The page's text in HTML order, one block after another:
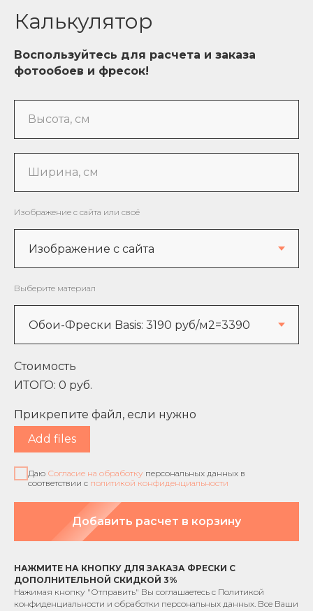
Калькулятор
Воспользуйтесь для расчета и заказа
фотообоев и фресок!
Высота, см
Ширина, см
Изображение с сайта или своё
Выберите материал
Стоимость
ИТОГО: 0 руб.
Прикрепите файл, если нужно
Add files
Даю Согласие на обработку персональных данных в
соответствии с политикой конфиденциальности
Добавить расчет в корзину
НАЖМИТЕ НА КНОПКУ ДЛЯ ЗАКАЗА ФРЕСКИ С
ДОПОЛНИТЕЛЬНОЙ СКИДКОЙ 3%
Нажимая кнопку "Отправить" Вы соглашаетесь с Политикой
конфиденциальности и обработки персональных данных. Все Ваши